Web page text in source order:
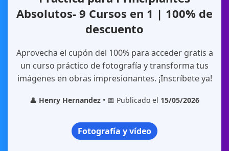
Absolutos- 9 Cursos en 1 | 100% de
descuento
Aprovecha el cupón del 100% para acceder gratis a
un curso práctico de fotografía y transforma tus
imágenes en obras impresionantes. ¡Inscríbete ya!
👤 Henry Hernandez • 📅 Publicado el 15/05/2026
Fotografía y vídeo